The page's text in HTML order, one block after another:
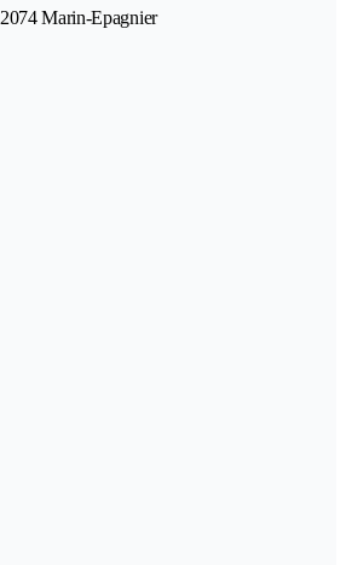
2074 Marin-Epagnier